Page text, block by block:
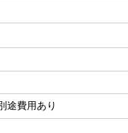
途費用あり